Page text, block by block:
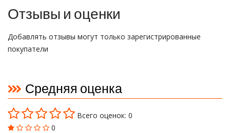
Отзывы и оценки
Добавлять отзывы могут только зарегистрированные
покупатели
Средняя оценка
Всего оценок: 0
0